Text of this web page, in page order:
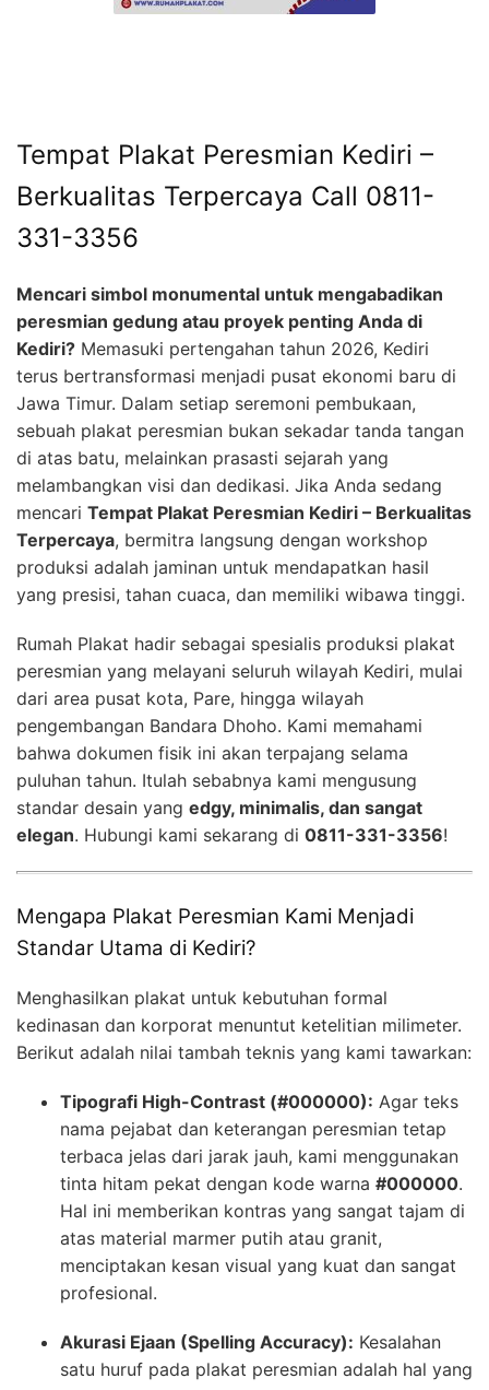
Tempat Plakat Peresmian Kediri –
Berkualitas Terpercaya Call 0811-
331-3356
Mencari simbol monumental untuk mengabadikan
peresmian gedung atau proyek penting Anda di
Kediri? Memasuki pertengahan tahun 2026, Kediri
terus bertransformasi menjadi pusat ekonomi baru di
Jawa Timur. Dalam setiap seremoni pembukaan,
sebuah plakat peresmian bukan sekadar tanda tangan
di atas batu, melainkan prasasti sejarah yang
melambangkan visi dan dedikasi. Jika Anda sedang
mencari Tempat Plakat Peresmian Kediri – Berkualitas
Terpercaya, bermitra langsung dengan workshop
produksi adalah jaminan untuk mendapatkan hasil
yang presisi, tahan cuaca, dan memiliki wibawa tinggi.
Rumah Plakat hadir sebagai spesialis produksi plakat
peresmian yang melayani seluruh wilayah Kediri, mulai
dari area pusat kota, Pare, hingga wilayah
pengembangan Bandara Dhoho. Kami memahami
bahwa dokumen fisik ini akan terpajang selama
puluhan tahun. Itulah sebabnya kami mengusung
standar desain yang edgy, minimalis, dan sangat
elegan. Hubungi kami sekarang di 0811-331-3356!
Mengapa Plakat Peresmian Kami Menjadi
Standar Utama di Kediri?
Menghasilkan plakat untuk kebutuhan formal
kedinasan dan korporat menuntut ketelitian milimeter.
Berikut adalah nilai tambah teknis yang kami tawarkan:
Tipografi High-Contrast (#000000): Agar teks
nama pejabat dan keterangan peresmian tetap
terbaca jelas dari jarak jauh, kami menggunakan
tinta hitam pekat dengan kode warna #000000.
Hal ini memberikan kontras yang sangat tajam di
atas material marmer putih atau granit,
menciptakan kesan visual yang kuat dan sangat
profesional.
Akurasi Ejaan (Spelling Accuracy): Kesalahan
satu huruf pada plakat peresmian adalah hal yang